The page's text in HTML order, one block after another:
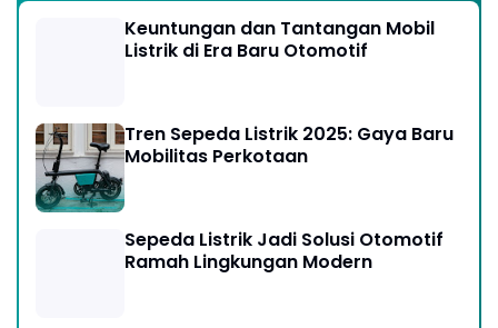
Keuntungan dan Tantangan Mobil
Listrik di Era Baru Otomotif
Tren Sepeda Listrik 2025: Gaya Baru
Mobilitas Perkotaan
Sepeda Listrik Jadi Solusi Otomotif
Ramah Lingkungan Modern